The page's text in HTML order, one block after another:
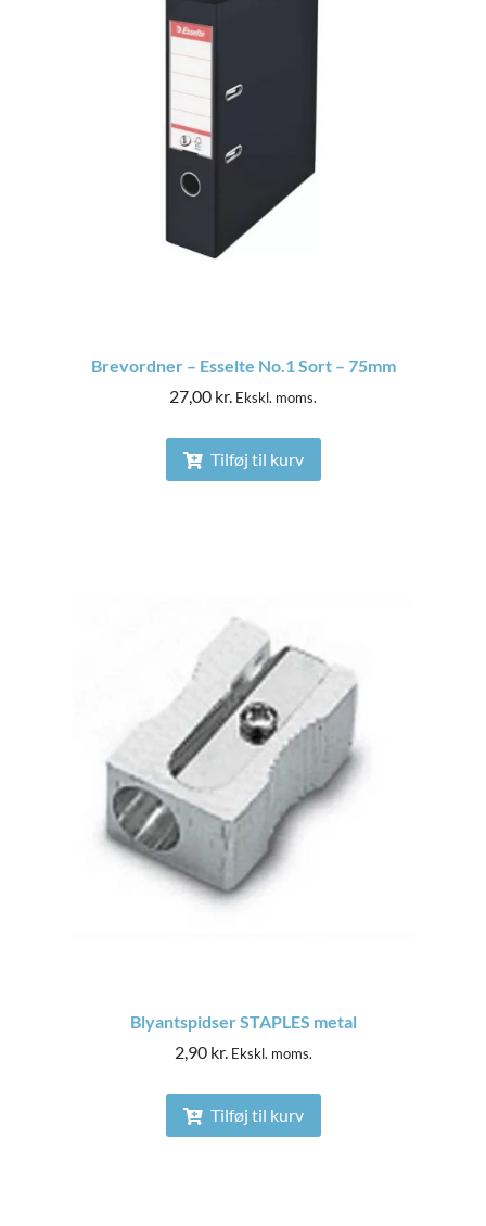
Brevordner – Esselte No.1 Sort – 75mm
27,00 kr. Ekskl. moms.
Tilføj til kurv
Blyantspidser STAPLES metal
2,90 kr. Ekskl. moms.
Tilføj til kurv